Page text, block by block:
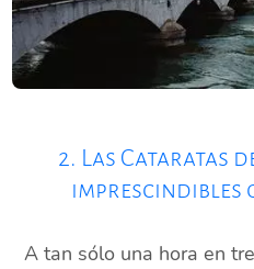
2. Las Cataratas
imprescindibles
A tan sólo una hora en